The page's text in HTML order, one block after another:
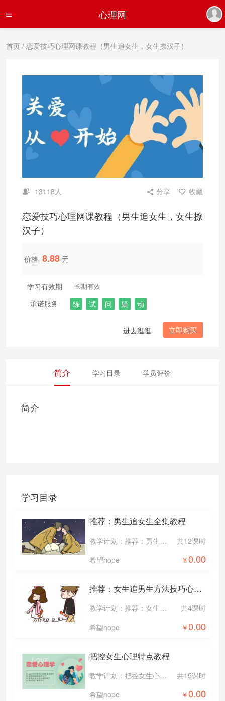
心理网
首页 / 恋爱技巧心理网课教程（男生追女生，女生撩汉子）
13118人 分享 收藏
恋爱技巧心理网课教程（男生追女生，女生撩
汉子）
价格 8.88 元
学习有效期 长期有效
承诺服务 练 试 问 疑 动
立即购买
进去逛逛
简介 学习目录 学员评价
简介
学习目录
推荐：男生追女生全集教程
教学计划：推荐：男生追女生全集教程
共12课时
希望hope
0.00
推荐：女生追男生方法技巧心理课程
教学计划：推荐：女生追男生方法技巧心理课程
共4课时
希望hope
0.00
把控女生心理特点教程
教学计划：把控女生心理特点教程
共15课时
希望hope
0.00